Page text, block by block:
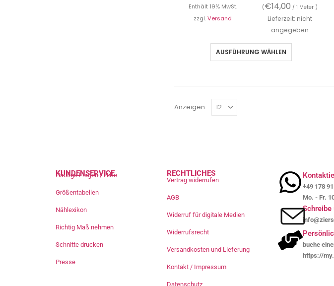
Enthält 19% MwSt. (€14,00 / 1 Meter )
zzgl.Versand
Lieferzeit: nicht
angegeben
AUSFÜHRUNG WÄHLEN
Anzeigen:
KUNDENSERVICE
Häufige Fragen / Hilfe
Größentabellen
Nählexikon
Richtig Maß nehmen
Schnitte drucken
Presse
RECHTLICHES
Vertrag widerrufen
AGB
Widerruf für digitale Medien
Widerrufsrecht
Versandkosten und Lieferung
Kontakt / Impressum
Datenschutz
+49 178
Mo. - Fr.
Schreibe
buche
https://